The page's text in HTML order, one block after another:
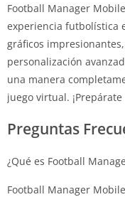
Football Manager
experiencia futbolística
gráficos
personalización
una manera
juego virtual.
Preguntas
¿Qué es Football
Football Manager